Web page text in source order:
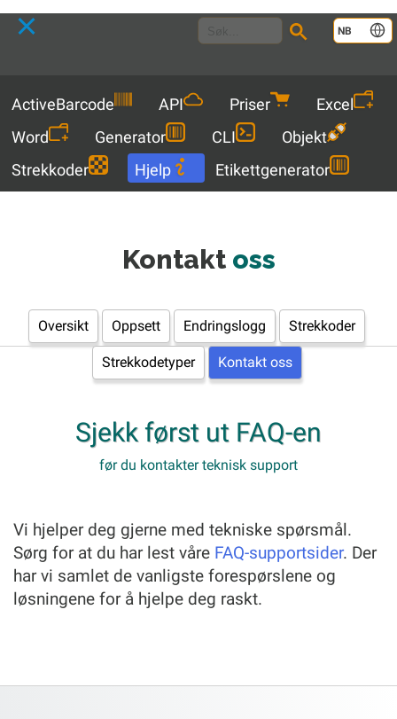
NB
ActiveBarcode API Priser
Excel
Word
Generator CLI
Objekt
Strekkoder
Hjelp Etikettgenerator
Kontaktoss
Oversikt Oppsett Endringslogg Strekkoder
Strekkodetyper Kontakt oss
Sjekk først ut FAQ-en
før du kontakter teknisk support
Vi hjelper deg gjerne med tekniske spørsmål.
Sørg for at du har lest våre FAQ-supportsider. Der
har vi samlet de vanligste forespørslene og
løsningene for å hjelpe deg raskt.